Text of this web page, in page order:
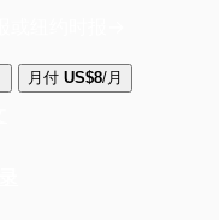
月付 US$8/月